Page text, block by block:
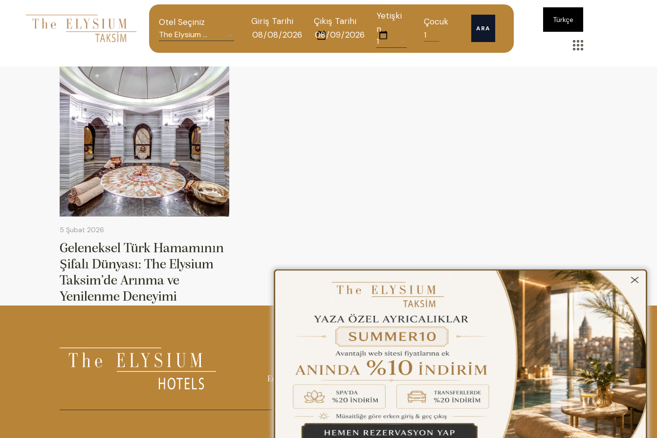
Otel Seçiniz Giriş Tarihi Çıkış Tarihi
Yetişki
n
Çocuk
ARA
Türkçe
5 Şubat 2026
Geleneksel Türk Hamamının
Şifalı Dünyası: The Elysium
Taksim’de Arınma ve
Yenilenme Deneyimi
Tüm Otellerimiz Blog İletişim Politikalar Gizlilik Politikası Türkçe
English
TÜM OTELLERIMIZ
ÇAĞRI MERKEZİ
08502421818